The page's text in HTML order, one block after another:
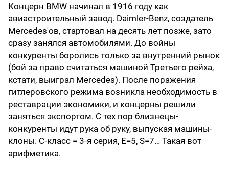
Концерн BMW начинал в 1916 году как
авиастроительный завод. Daimler-Benz, создатель
Mercedes'ов, стартовал на десять лет позже, зато
сразу занялся автомобилями. До войны
конкуренты боролись только за внутренний рынок
(бой за право считаться машиной Третьего рейха,
кстати, выиграл Mercedes). После поражения
гитлеровского режима возникла необходимость в
реставрации экономики, и концерны решили
заняться экспортом. С тех пор близнецы-
конкуренты идут рука об руку, выпуская машины-
клоны. C-класс = 3-я серия, E=5, S=7… Такая вот
арифметика.